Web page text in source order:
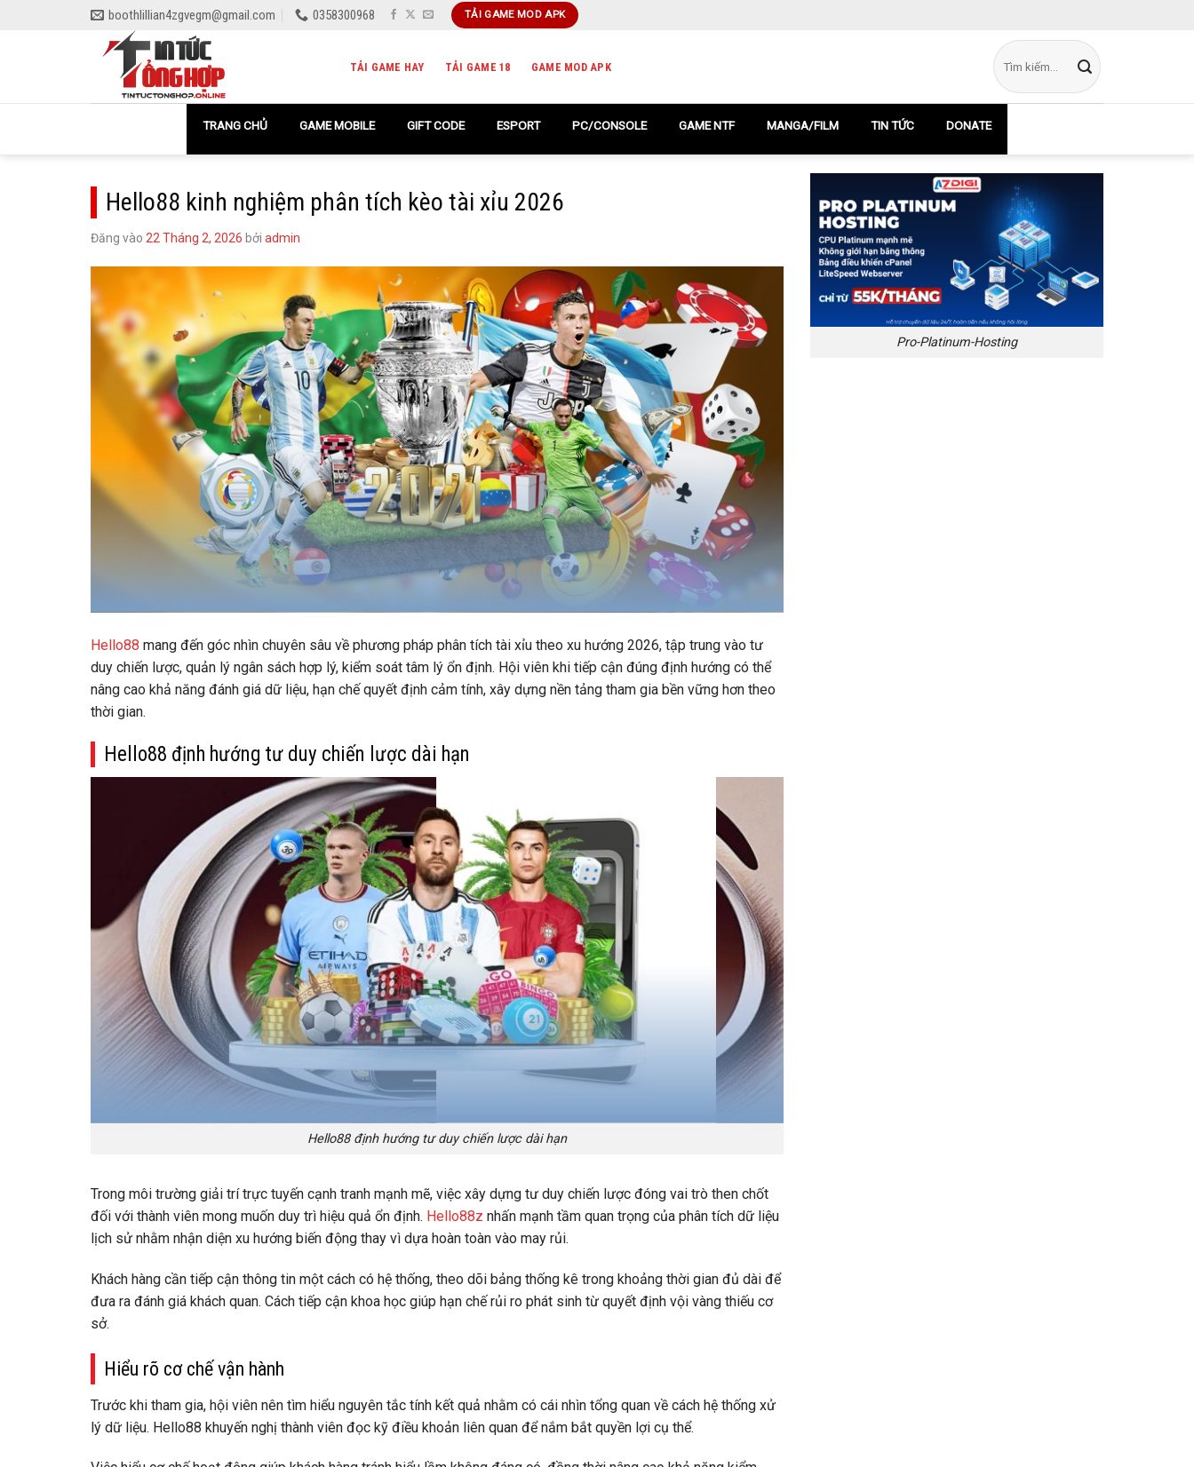
boothlillian4zgvegm@gmail.com 0358300968 TẢI GAME MOD APK
TẢI GAME HAY TẢI GAME 18 GAME MOD APK
TRANG CHỦ GAME MOBILE GIFT CODE ESPORT PC/CONSOLE GAME NTF MANGA/FILM TIN TỨC DONATE
Hello88 kinh nghiệm phân tích kèo tài xỉu 2026
Đăng vào 22 Tháng 2, 2026 bởi admin
Hello88 mang đến góc nhìn chuyên sâu về phương pháp phân tích tài xỉu theo xu hướng 2026, tập trung vào tư
duy chiến lược, quản lý ngân sách hợp lý, kiểm soát tâm lý ổn định. Hội viên khi tiếp cận đúng định hướng có thể
nâng cao khả năng đánh giá dữ liệu, hạn chế quyết định cảm tính, xây dựng nền tảng tham gia bền vững hơn theo
thời gian.
Hello88 định hướng tư duy chiến lược dài hạn
Hello88 định hướng tư duy chiến lược dài hạn
Trong môi trường giải trí trực tuyến cạnh tranh mạnh mẽ, việc xây dựng tư duy chiến lược đóng vai trò then chốt
đối với thành viên mong muốn duy trì hiệu quả ổn định. Hello88z nhấn mạnh tầm quan trọng của phân tích dữ liệu
lịch sử nhằm nhận diện xu hướng biến động thay vì dựa hoàn toàn vào may rủi.
Khách hàng cần tiếp cận thông tin một cách có hệ thống, theo dõi bảng thống kê trong khoảng thời gian đủ dài để
đưa ra đánh giá khách quan. Cách tiếp cận khoa học giúp hạn chế rủi ro phát sinh từ quyết định vội vàng thiếu cơ
sở.
Hiểu rõ cơ chế vận hành
Trước khi tham gia, hội viên nên tìm hiểu nguyên tắc tính kết quả nhằm có cái nhìn tổng quan về cách hệ thống xử
lý dữ liệu. Hello88 khuyến nghị thành viên đọc kỹ điều khoản liên quan để nắm bắt quyền lợi cụ thể.
Pro-Platinum-Hosting